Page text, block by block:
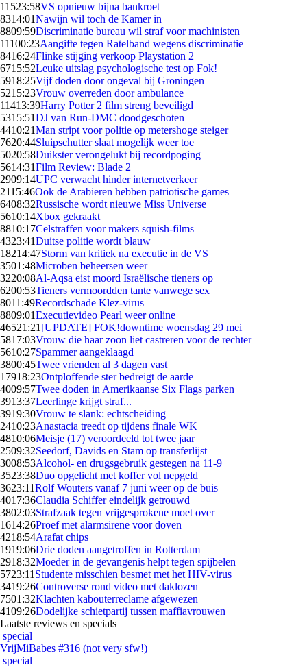
11523:58VS opnieuw bijna bankroet
8314:01Nawijn wil toch de Kamer in
8809:59Discriminatie bureau wil straf voor machinisten
11100:23Aangifte tegen Ratelband wegens discriminatie
8416:24Flinke stijging verkoop Playstation 2
6715:52Leuke uitslag psychologische test op Fok!
5918:25Vijf doden door ongeval bij Groningen
5215:23Vrouw overreden door ambulance
11413:39Harry Potter 2 film streng beveiligd
5315:51DJ van Run-DMC doodgeschoten
4410:21Man stript voor politie op metershoge steiger
7620:44Sluipschutter slaat mogelijk weer toe
5020:58Duikster verongelukt bij recordpoging
5614:31Film Review: Blade 2
2909:14UPC verwacht hinder internetverkeer
2115:46Ook de Arabieren hebben patriotische games
6408:32Russische wordt nieuwe Miss Universe
5610:14Xbox gekraakt
8810:17Celstraffen voor makers squish-films
4323:41Duitse politie wordt blauw
18214:47Storm van kritiek na executie in de VS
3501:48Microben beheersen weer
3220:08Al-Aqsa eist moord Israëlische tieners op
6200:53Tieners vermoordden tante vanwege sex
8011:49Recordschade Klez-virus
8809:01Executievideo Pearl weer online
46521:21 [UPDATE] FOK!downtime woensdag 29 mei
5817:03Vrouw die haar zoon liet castreren voor de rechter
5610:27Spammer aangeklaagd
3800:45Twee vrienden al 3 dagen vast
17918:23Ontploffende ster bedreigt de aarde
4009:57Twee doden in Amerikaanse Six Flags parken
3913:37Leerlinge krijgt straf...
3919:30Vrouw te slank: echtscheiding
2410:23Anastacia treedt op tijdens finale WK
4810:06Meisje (17) veroordeeld tot twee jaar
2509:32Seedorf, Davids en Stam op transferlijst
3008:53Alcohol- en drugsgebruik gestegen na 11-9
3523:38Duo opgelicht met koffer vol nepgeld
3623:11Rolf Wouters vanaf 7 juni weer op de buis
4017:36Claudia Schiffer eindelijk getrouwd
3802:03Strafzaak tegen vrijgesprokene moet over
1614:26Proef met alarmsirene voor doven
4218:54Arafat chips
1919:06Drie doden aangetroffen in Rotterdam
2918:32Moeder in de gevangenis helpt tegen spijbelen
5723:11 Studente misschien besmet met het HIV-virus
3419:26Controverse rond video met daklozen
7501:32Klachten kabouterreclame afgewezen
4109:26Dodelijke schietpartij tussen maffiavrouwen
Laatste reviews en specials
special
VrijMiBabes #316 (not very sfw!)
special